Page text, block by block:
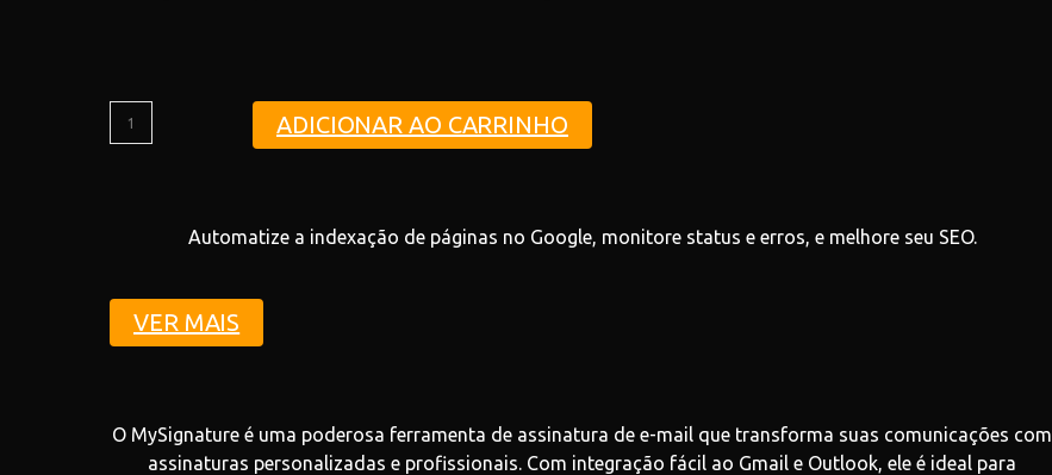
ADICIONAR AO CARRINHO
Automatize a indexação de páginas no Google, monitore status e erros, e melhore seu SEO.
VER MAIS
O MySignature é uma poderosa ferramenta de assinatura de e-mail que transforma suas comunicações com
assinaturas personalizadas e profissionais. Com integração fácil ao Gmail e Outlook, ele é ideal para